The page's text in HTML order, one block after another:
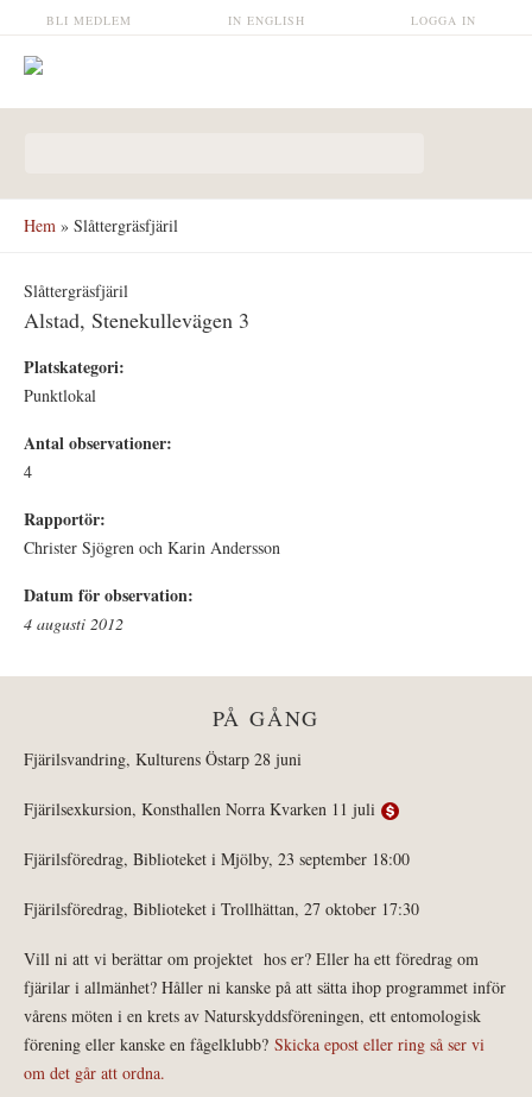
Hoppa till huvudinnehåll LOGGA IN
IN ENGLISH
BLI MEDLEM
Hem » Slåttergräsfjäril
Slåttergräsfjäril
Alstad, Stenekullevägen 3
Platskategori:
Punktlokal
Antal observationer:
4
Rapportör:
Christer Sjögren och Karin Andersson
Datum för observation:
4 augusti 2012
PÅ GÅNG
Fjärilsvandring, Kulturens Östarp 28 juni
Fjärilsexkursion, Konsthallen Norra Kvarken 11 juli
Fjärilsföredrag, Biblioteket i Mjölby, 23 september 18:00
Fjärilsföredrag, Biblioteket i Trollhättan, 27 oktober 17:30
Vill ni att vi berättar om projektet hos er? Eller ha ett föredrag om
fjärilar i allmänhet? Håller ni kanske på att sätta ihop programmet inför
vårens möten i en krets av Naturskyddsföreningen, ett entomologisk
förening eller kanske en fågelklubb? Skicka epost eller ring så ser vi
om det går att ordna.